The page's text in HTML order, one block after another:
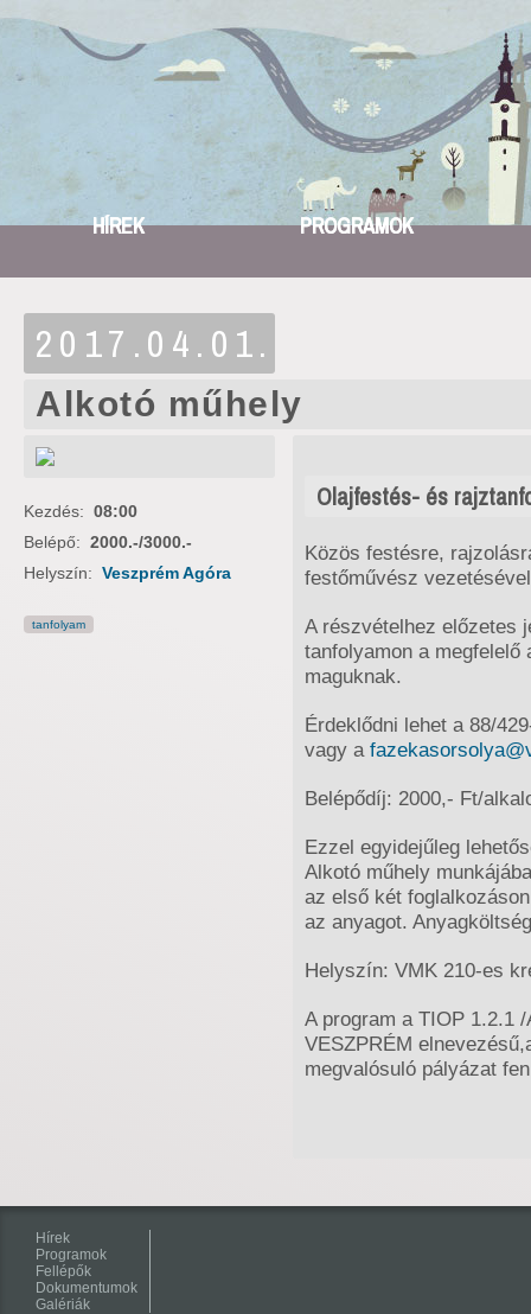
HÍREK PROGRAMOK
2017.04.01.
Alkotó műhely
Olajfestés- és
Közös festésre,
festőművész
A részvételhez előzetes
tanfolyamon a
maguknak.
Érdeklődni lehet a 88/
vagy a
Belépődíj: 2000,- Ft/
Ezzel egyidejűleg
Alkotó műhely
az első két
az anyagot.
Helyszín: VMK 210-es
A program a TIOP 1.2.1
VESZPRÉM
megvalósuló pályázat
Kezdés: 08:00
Belépő: 2000.-/3000.-
Helyszín: Veszprém Agóra
tanfolyam
Hírek
Programok
Fellépők
Dokumentumok
Galériák